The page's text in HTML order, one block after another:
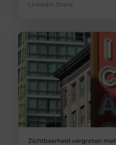
LinkedIn Share
Zichtbaarheid vergroten